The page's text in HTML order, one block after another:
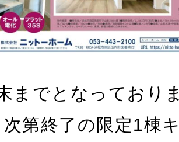
までとなっており
次第終了の限定1棟